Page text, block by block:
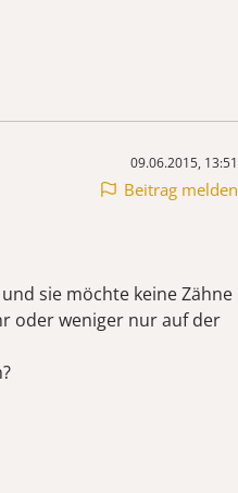
09.06.2015, 13:51
Beitrag melden
sie möchte keine Zähne
oder weniger nur auf der